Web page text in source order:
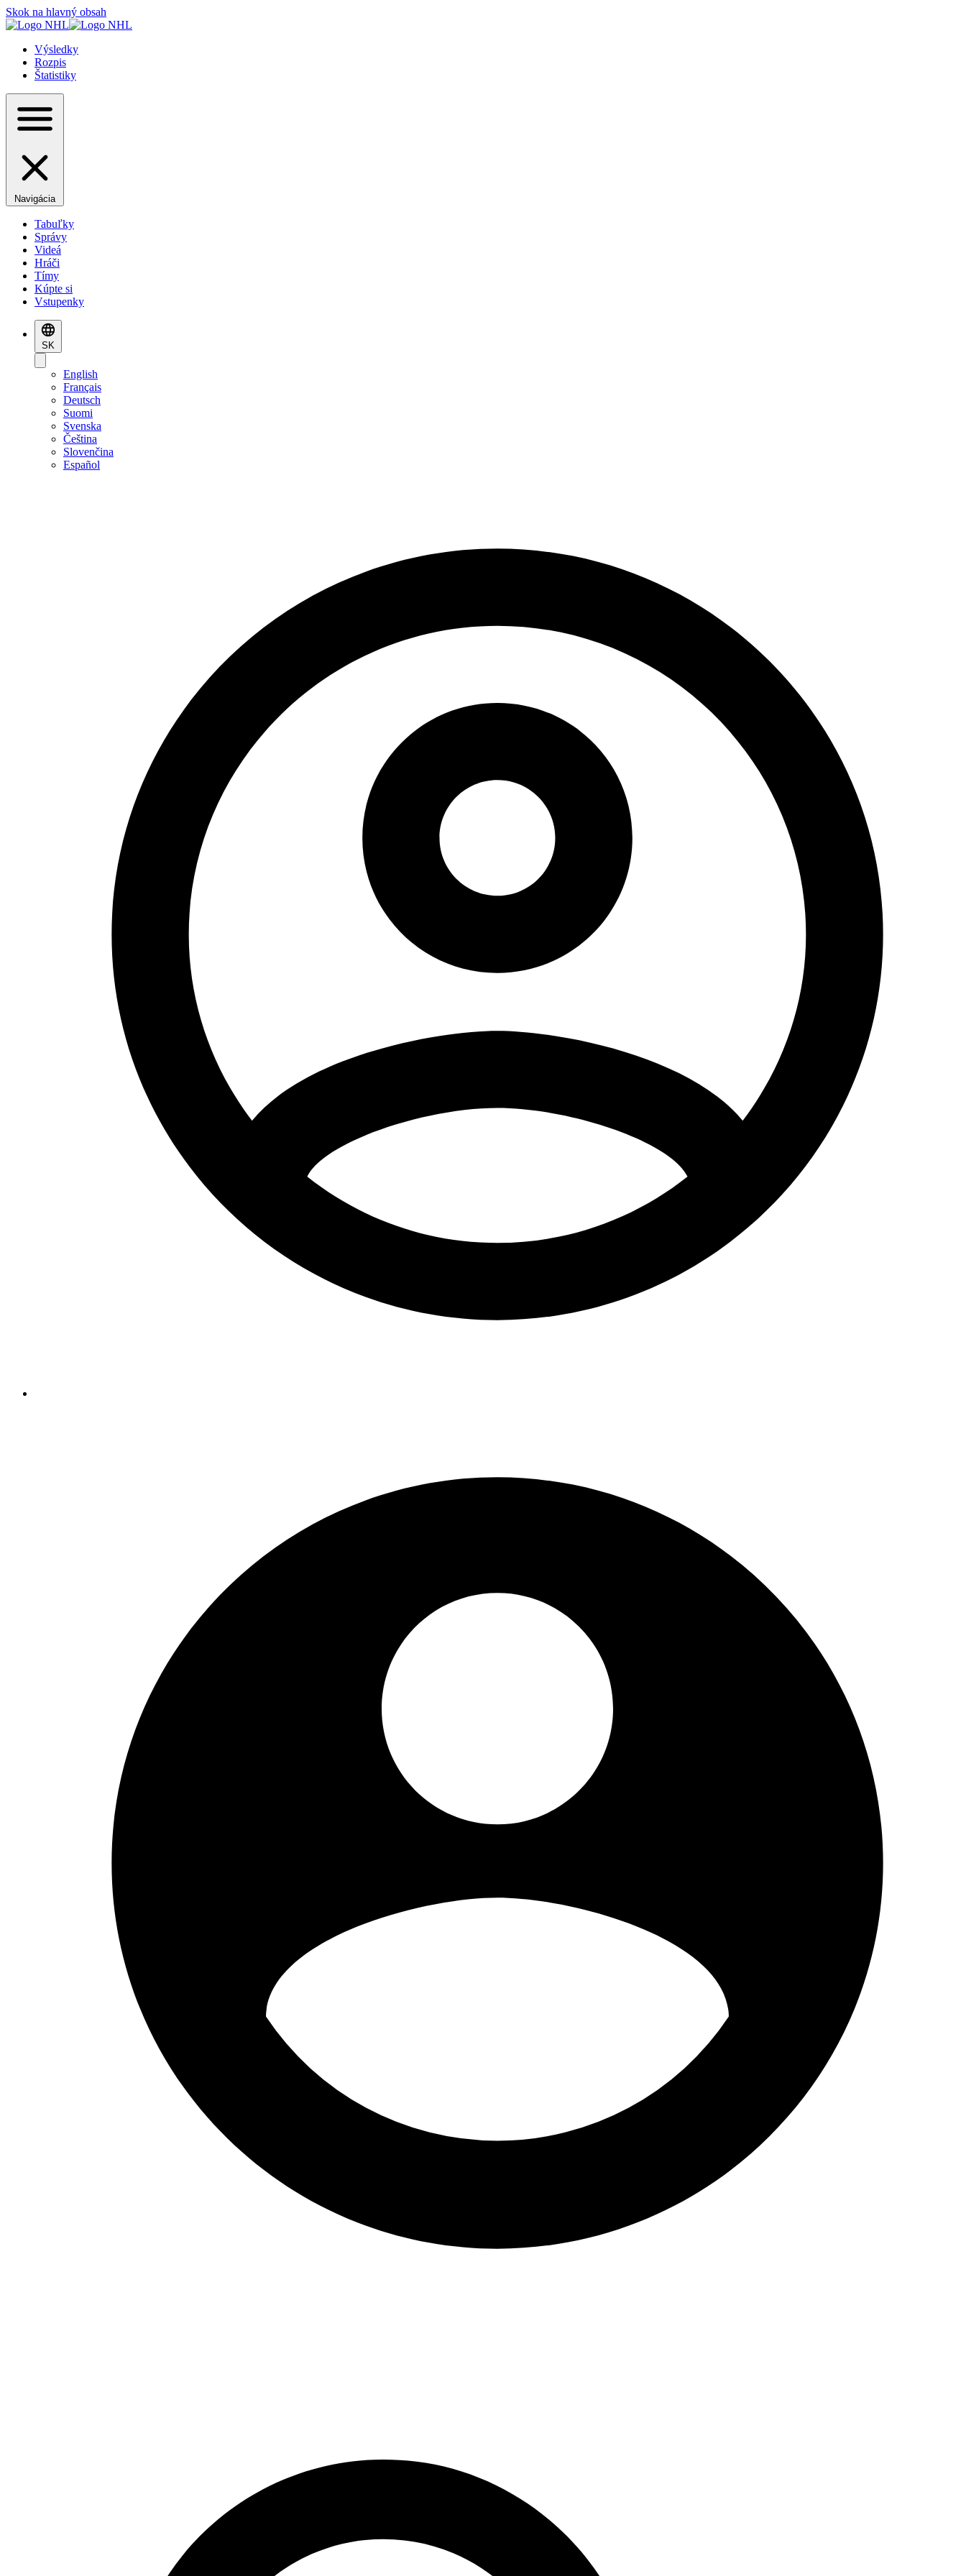
Skok na hlavný obsah
Výsledky
Rozpis
Štatistiky
Navigácia
Tabuľky
Správy
Videá
Hráči
Tímy
Kúpte si
Vstupenky
SK
English
Français
Deutsch
Suomi
Svenska
Čeština
Slovenčina
Español